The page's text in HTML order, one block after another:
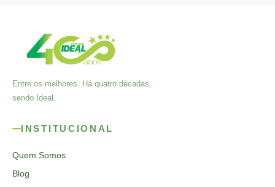
Entre os melhores. Há quatro décadas,
sendo Ideal.
INSTITUCIONAL
Quem Somos
Blog